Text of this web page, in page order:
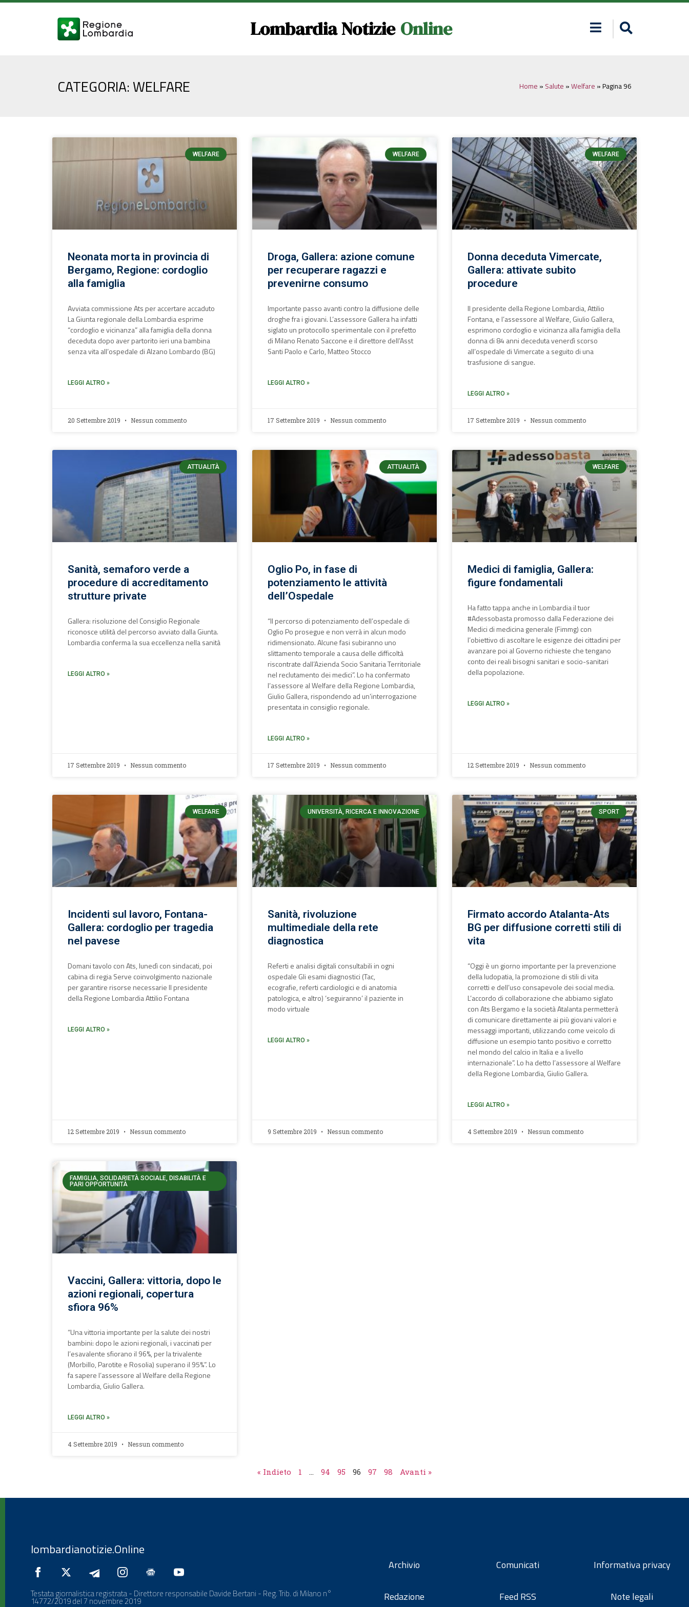
Lombardia Notizie Online
CATEGORIA: WELFARE Home » Salute » Welfare » Pagina 96
WELFARE
Neonata morta in provincia di
Bergamo, Regione: cordoglio
alla famiglia
Avviata commissione Ats per accertare accaduto
La Giunta regionale della Lombardia esprime
“cordoglio e vicinanza” alla famiglia della donna
deceduta dopo aver partorito ieri una bambina
senza vita all’ospedale di Alzano Lombardo (BG)
LEGGI ALTRO »
20 Settembre 2019 Nessun commento
WELFARE
Droga, Gallera: azione comune
per recuperare ragazzi e
prevenirne consumo
Importante passo avanti contro la diffusione delle
droghe fra i giovani. L’assessore Gallera ha infatti
siglato un protocollo sperimentale con il prefetto
di Milano Renato Saccone e il direttore dell’Asst
Santi Paolo e Carlo, Matteo Stocco
LEGGI ALTRO »
17 Settembre 2019 Nessun commento
WELFARE
Donna deceduta Vimercate,
Gallera: attivate subito
procedure
Il presidente della Regione Lombardia, Attilio
Fontana, e l’assessore al Welfare, Giulio Gallera,
esprimono cordoglio e vicinanza alla famiglia della
donna di 84 anni deceduta venerdì scorso
all’ospedale di Vimercate a seguito di una
trasfusione di sangue.
LEGGI ALTRO »
17 Settembre 2019 Nessun commento
ATTUALITÀ
Sanità, semaforo verde a
procedure di accreditamento
strutture private
Gallera: risoluzione del Consiglio Regionale
riconosce utilità del percorso avviato dalla Giunta.
Lombardia conferma la sua eccellenza nella sanità
LEGGI ALTRO »
17 Settembre 2019 Nessun commento
ATTUALITÀ
Oglio Po, in fase di
potenziamento le attività
dell’Ospedale
“Il percorso di potenziamento dell’ospedale di
Oglio Po prosegue e non verrà in alcun modo
ridimensionato. Alcune fasi subiranno uno
slittamento temporale a causa delle difficoltà
riscontrate dall’Azienda Socio Sanitaria Territoriale
nel reclutamento dei medici”. Lo ha confermato
l’assessore al Welfare della Regione Lombardia,
Giulio Gallera, rispondendo ad un’interrogazione
presentata in consiglio regionale.
LEGGI ALTRO »
17 Settembre 2019 Nessun commento
WELFARE
Medici di famiglia, Gallera:
figure fondamentali
Ha fatto tappa anche in Lombardia il tuor
#Adessobasta promosso dalla Federazione dei
Medici di medicina generale (Fimmg) con
l’obiettivo di ascoltare le esigenze dei cittadini per
avanzare poi al Governo richieste che tengano
conto dei reali bisogni sanitari e socio-sanitari
della popolazione.
LEGGI ALTRO »
12 Settembre 2019 Nessun commento
WELFARE
Incidenti sul lavoro, Fontana-
Gallera: cordoglio per tragedia
nel pavese
Domani tavolo con Ats, lunedì con sindacati, poi
cabina di regia Serve coinvolgimento nazionale
per garantire risorse necessarie Il presidente
della Regione Lombardia Attilio Fontana
LEGGI ALTRO »
12 Settembre 2019 Nessun commento
UNIVERSITÀ, RICERCA E INNOVAZIONE
Sanità, rivoluzione
multimediale della rete
diagnostica
Referti e analisi digitali consultabili in ogni
ospedale Gli esami diagnostici (Tac,
ecografie, referti cardiologici e di anatomia
patologica, e altro) ‘seguiranno’ il paziente in
modo virtuale
LEGGI ALTRO »
9 Settembre 2019 Nessun commento
SPORT
Firmato accordo Atalanta-Ats
BG per diffusione corretti stili di
vita
“Oggi è un giorno importante per la prevenzione
della ludopatia, la promozione di stili di vita
corretti e dell’uso consapevole dei social media.
L’accordo di collaborazione che abbiamo siglato
con Ats Bergamo e la società Atalanta permetterà
di comunicare direttamente ai più giovani valori e
messaggi importanti, utilizzando come veicolo di
diffusione un esempio tanto positivo e corretto
nel mondo del calcio in Italia e a livello
internazionale”. Lo ha detto l’assessore al Welfare
della Regione Lombardia, Giulio Gallera.
LEGGI ALTRO »
4 Settembre 2019 Nessun commento
FAMIGLIA, SOLIDARIETÀ SOCIALE, DISABILITÀ E
PARI OPPORTUNITÀ
Vaccini, Gallera: vittoria, dopo le
azioni regionali, copertura
sfiora 96%
“Una vittoria importante per la salute dei nostri
bambini: dopo le azioni regionali, i vaccinati per
l’esavalente sfiorano il 96%, per la trivalente
(Morbillo, Parotite e Rosolia) superano il 95%”. Lo
fa sapere l’assessore al Welfare della Regione
Lombardia, Giulio Gallera.
LEGGI ALTRO »
4 Settembre 2019 Nessun commento
« Indieto 1 … 94 95 96 97 98 Avanti »
lombardianotizie.Online
Testata giornalistica registrata - Direttore responsabile Davide Bertani - Reg. Trib. di Milano n°
14772/2019 del 7 novembre 2019
Archivio
Redazione
Comunicati
Feed RSS
Informativa privacy
Note legali